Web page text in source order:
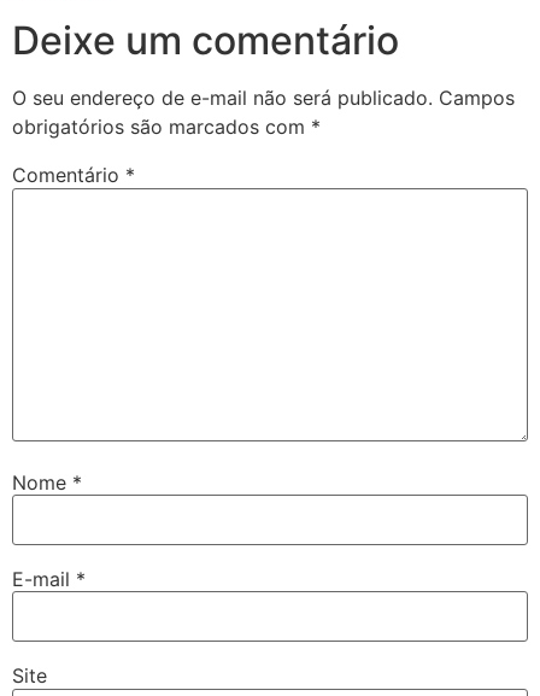
Deixe um comentário
O seu endereço de e-mail não será publicado. Campos
obrigatórios são marcados com *
Comentário *
Nome *
E-mail *
Site